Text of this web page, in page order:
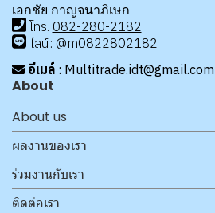
เอกชัย กาญจนาภิเษก
โทร. 082-280-2182
ไลน์: @m0822802182
อีเมล์ : Multitrade.idt@gmail.com
About
About us
ผลงานของเรา
ร่วมงานกับเรา
ติดต่อเรา